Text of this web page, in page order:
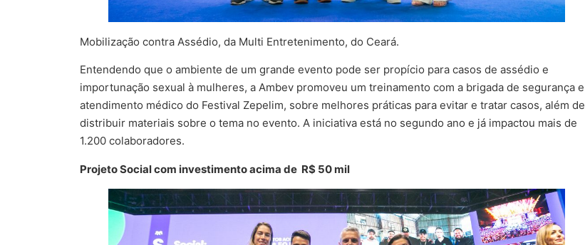
Mobilização contra Assédio, da Multi Entretenimento, do Ceará.
Entendendo que o ambiente de um grande evento pode ser propício para casos de assédio e
importunação sexual à mulheres, a Ambev promoveu um treinamento com a brigada de segurança e
atendimento médico do Festival Zepelim, sobre melhores práticas para evitar e tratar casos, além de
distribuir materiais sobre o tema no evento. A iniciativa está no segundo ano e já impactou mais de
1.200 colaboradores.
Projeto Social com investimento acima de R$ 50 mil